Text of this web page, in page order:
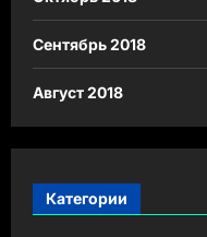
Сентябрь 2018
Август 2018
Категории